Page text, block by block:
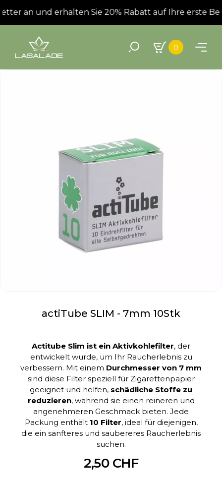
an und erhalten Sie 20% Rabatt auf Ihre erste
0
actiTube SLIM - 7mm 10Stk
Actitube Slim ist ein Aktivkohlefilter, der
entwickelt wurde, um Ihr Raucherlebnis zu
verbessern. Mit einem Durchmesser von 7 mm
sind diese Filter speziell für Zigarettenpapier
geeignet und helfen, schädliche Stoffe zu
reduzieren, während sie einen reineren und
angenehmeren Geschmack bieten. Jede
Packung enthält 10 Filter, ideal für diejenigen,
die ein sanfteres und saubereres Raucherlebnis
suchen.
2,50 CHF